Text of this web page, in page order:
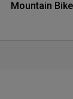
Mountain Bike